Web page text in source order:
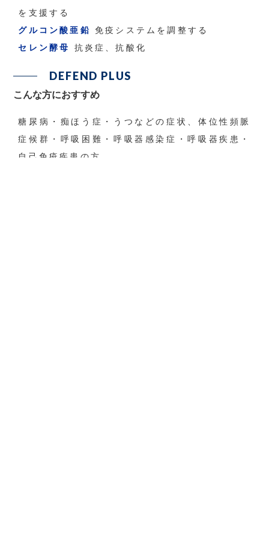
を支援する
グルコン酸亜鉛 免疫システムを調整する
セレン酵母
抗炎症、抗酸化
DEFEND PLUS
こんな方におすすめ
糖尿病・痴ほう症・うつなどの症状、体位性頻脈
症候群・呼吸困難・呼吸器感染症・呼吸器疾患・
自己免疫疾患の方